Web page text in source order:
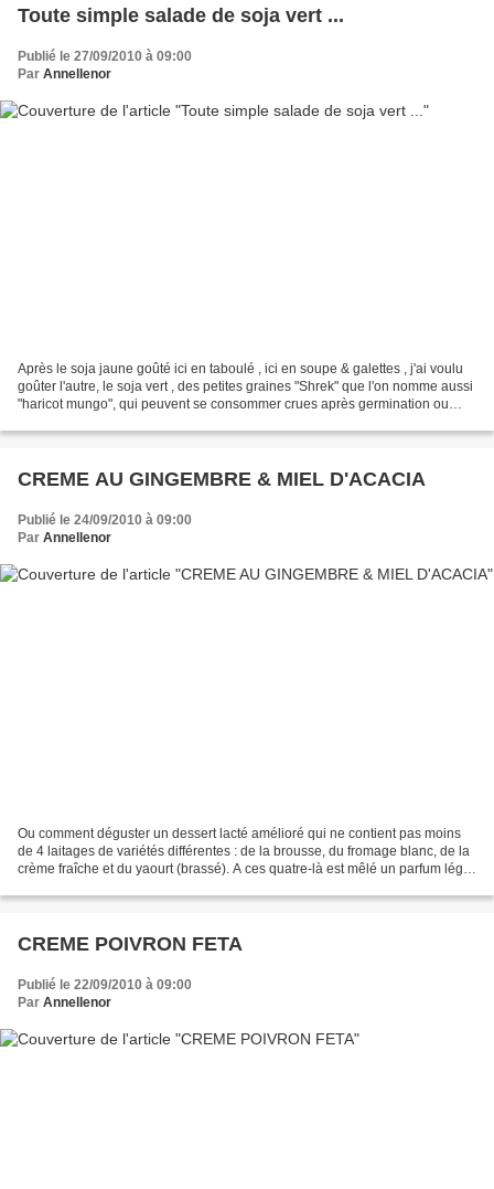
Toute simple salade de soja vert ...
Publié le 27/09/2010 à 09:00
Par Annellenor
Après le soja jaune goûté ici en taboulé , ici en soupe & galettes , j'ai voulu
goûter l'autre, le soja vert , des petites graines "Shrek" que l'on nomme aussi
"haricot mungo", qui peuvent se consommer crues après germination ou
CREME AU GINGEMBRE & MIEL D'ACACIA
Publié le 24/09/2010 à 09:00
Par Annellenor
Ou comment déguster un dessert lacté amélioré qui ne contient pas moins
de 4 laitages de variétés différentes : de la brousse, du fromage blanc, de la
crème fraîche et du yaourt (brassé). A ces quatre-là est mêlé un parfum léger
CREME POIVRON FETA
Publié le 22/09/2010 à 09:00
Par Annellenor